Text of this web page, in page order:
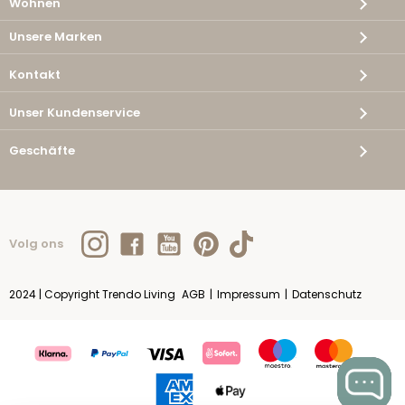
Unsere Marken
Kontakt
Unser Kundenservice
Geschäfte
Volg ons
2024 | Copyright Trendo Living AGB | Impressum | Datenschutz